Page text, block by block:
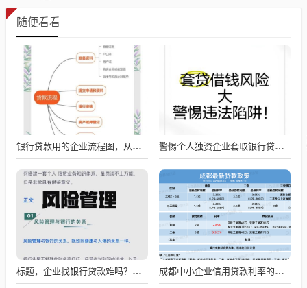
随便看看
银行贷款用的企业流程图，从申请到放款的全流程解析 警惕个人独资企业套取银行贷款的风险
标题，企业找银行贷款难吗？深度剖析与应对策略 成都中小企业信用贷款利率的影响因素与应对策略